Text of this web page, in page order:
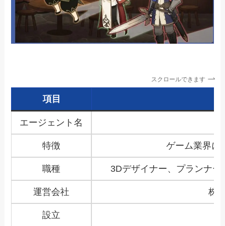
スクロールできます
項目
エージェント名
特徴 ゲーム業界に
職種 3Dデザイナー、プランナ
運営会社 株
設立